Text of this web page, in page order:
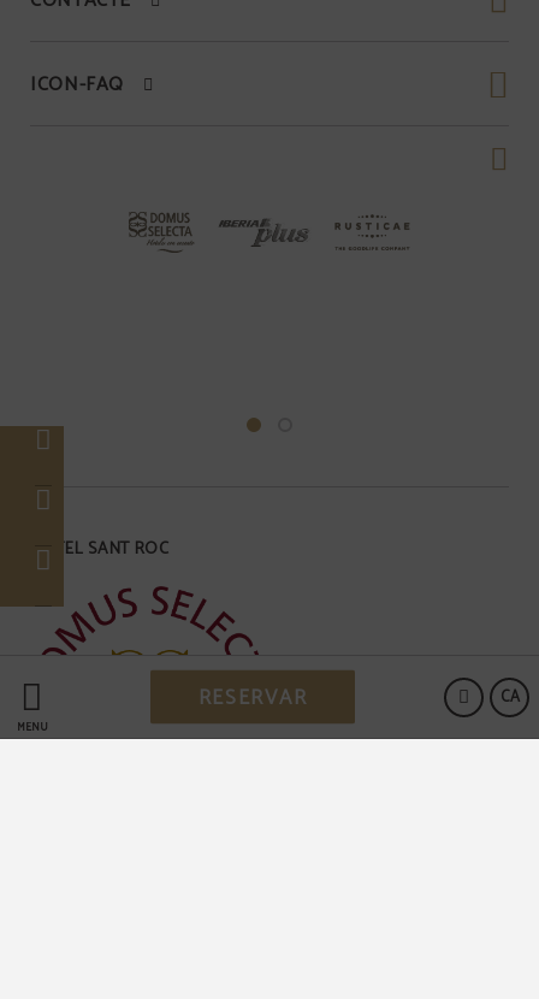
MENÚ
CA
RESERVAR
ICON-FAQ
HOTEL SANT ROC